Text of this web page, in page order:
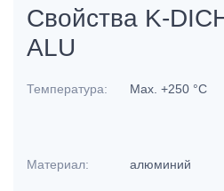
Свойства K-
ALU
Температура: Max. +250 °C
Материал: алюминий